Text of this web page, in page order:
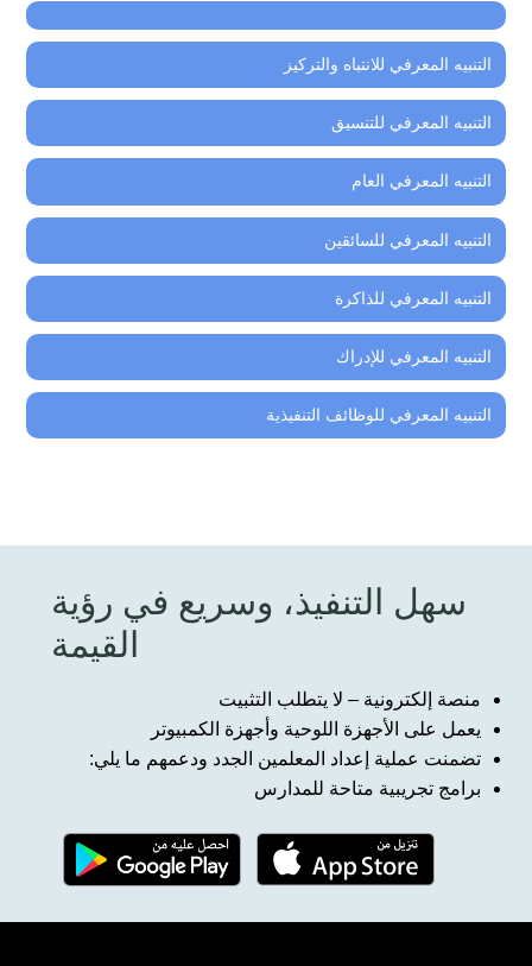
التنبيه المعرفي للانتباه والتركيز
التنبيه المعرفي للتنسيق
التنبيه المعرفي العام
التنبيه المعرفي للسائقين
التنبيه المعرفي للذاكرة
التنبيه المعرفي للإدراك
التنبيه المعرفي للوظائف التنفيذية
سهل التنفيذ، وسريع في رؤية
القيمة
منصة إلكترونية – لا يتطلب التثبيت
يعمل على الأجهزة اللوحية وأجهزة الكمبيوتر
تضمنت عملية إعداد المعلمين الجدد ودعمهم ما يلي:
برامج تجريبية متاحة للمدارس